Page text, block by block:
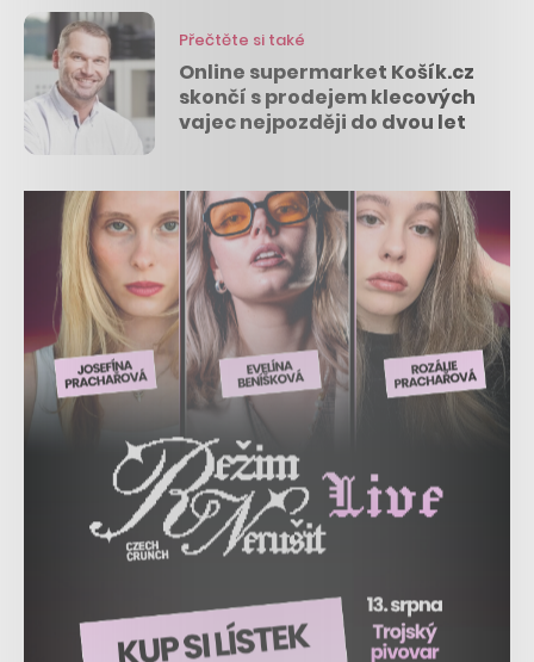
Přečtěte si také
Online supermarket Košík.cz
skončí s prodejem klecových
vajec nejpozději do dvou let